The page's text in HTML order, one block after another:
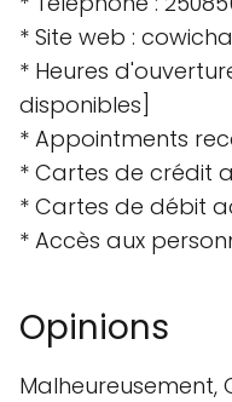
* Site web :
* Heures
disponibles]
* Appointments
* Cartes de crédit
* Cartes de débit
* Accès aux
Opinions